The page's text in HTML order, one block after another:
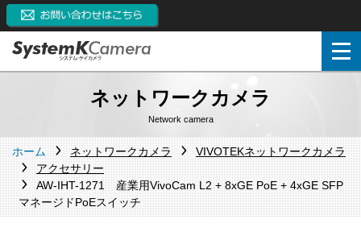
ネットワークカメラ
Network camera
ホーム ネットワークカメラ
VIVOTEKネットワークカメラ
アクセサリー
AW-IHT-1271 産業用VivoCam L2 + 8xGE PoE + 4xGE SFP
マネージドPoEスイッチ